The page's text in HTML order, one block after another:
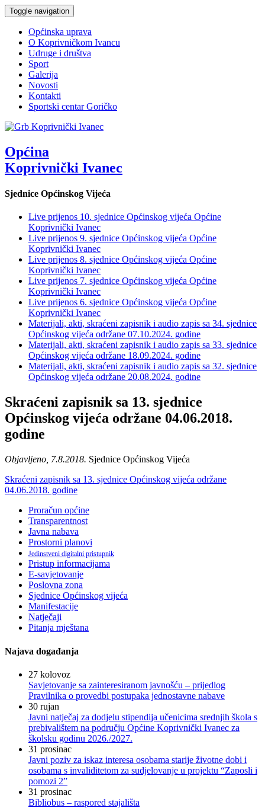
Toggle navigation
Općinska uprava
O Koprivničkom Ivancu
Udruge i društva
Sport
Galerija
Novosti
Kontakti
Sportski centar Goričko
Općina
Koprivnički Ivanec
Sjednice Općinskog Vijeća
Live prijenos 10. sjednice Općinskog vijeća Općine
Koprivnički Ivanec
Live prijenos 9. sjednice Općinskog vijeća Općine
Koprivnički Ivanec
Live prijenos 8. sjednice Općinskog vijeća Općine
Koprivnički Ivanec
Live prijenos 7. sjednice Općinskog vijeća Općine
Koprivnički Ivanec
Live prijenos 6. sjednice Općinskog vijeća Općine
Koprivnički Ivanec
Materijali, akti, skraćeni zapisnik i audio zapis sa 34. sjednice
Općinskog vijeća održane 07.10.2024. godine
Materijali, akti, skraćeni zapisnik i audio zapis sa 33. sjednice
Općinskog vijeća održane 18.09.2024. godine
Materijali, akti, skraćeni zapisnik i audio zapis sa 32. sjednice
Općinskog vijeća održane 20.08.2024. godine
Skraćeni zapisnik sa 13. sjednice
Općinskog vijeća održane 04.06.2018.
godine
Objavljeno, 7.8.2018. Sjednice Općinskog Vijeća
Skraćeni zapisnik sa 13. sjednice Općinskog vijeća održane
04.06.2018. godine
Proračun općine
Transparentnost
Javna nabava
Prostorni planovi
Jedinstveni digitalni pristupnik
Pristup informacijama
E-savjetovanje
Poslovna zona
Sjednice Općinskog vijeća
Manifestacije
Natječaji
Pitanja mještana
Najava događanja
27 kolovoz
Savjetovanje sa zainteresiranom javnošću – prijedlog
Pravilnika o provedbi postupaka jednostavne nabave
30 rujan
Javni natječaj za dodjelu stipendija učenicima srednjih škola s
prebivalištem na području Općine Koprivnički Ivanec za
školsku godinu 2026./2027.
31 prosinac
Javni poziv za iskaz interesa osobama starije životne dobi i
osobama s invaliditetom za sudjelovanje u projektu “Zaposli i
pomozi 2”
31 prosinac
Bibliobus – raspored stajališta